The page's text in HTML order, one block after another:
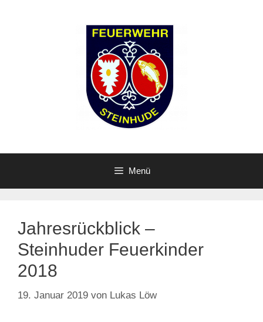
Menü
Jahresrückblick –
Steinhuder Feuerkinder
2018
19. Januar 2019 von Lukas Löw